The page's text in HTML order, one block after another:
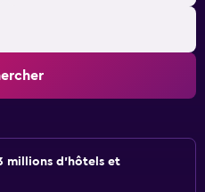
millions d'hôtels et